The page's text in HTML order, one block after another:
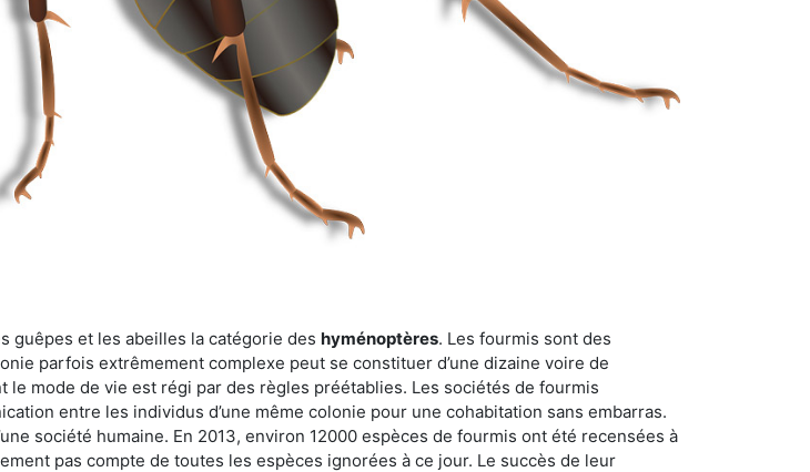
guêpes et les abeilles la catégorie des hyménoptères. Les fourmis sont des
parfois extrêmement complexe peut se constituer d’une dizaine voire de
mode de vie est régi par des règles préétablies. Les sociétés de fourmis
entre les individus d’une même colonie pour une cohabitation sans embarras.
société humaine. En 2013, environ 12000 espèces de fourmis ont été recensées à
pas compte de toutes les espèces ignorées à ce jour. Le succès de leur